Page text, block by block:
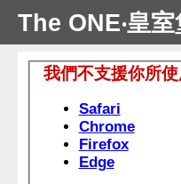
The ONE‧皇
我們不支援你所
Safari
Chrome
Firefox
Edge